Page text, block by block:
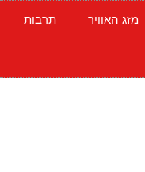
מזג האוויר תרבות